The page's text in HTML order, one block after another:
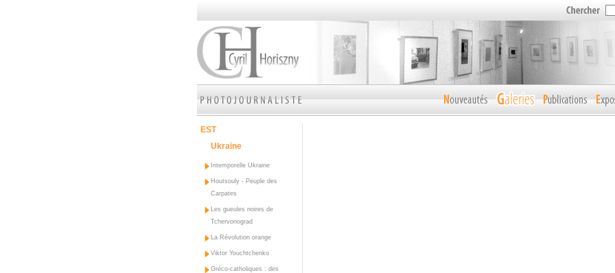
EST
Ukraine
Intemporelle Ukraine
Houtsouly - Peuple des
Carpates
Les gueules noires de
Tchervonograd
La Révolution orange
Viktor Youchtchenko
Gréco-catholiques : des